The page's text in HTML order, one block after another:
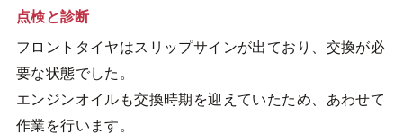
点検と診断
フロントタイヤはスリップサインが出ており、交換が必
要な状態でした。
エンジンオイルも交換時期を迎えていたため、あわせて
作業を行います。